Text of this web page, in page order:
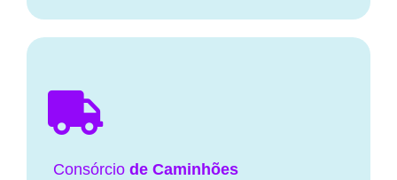
Consórcio de Caminhões